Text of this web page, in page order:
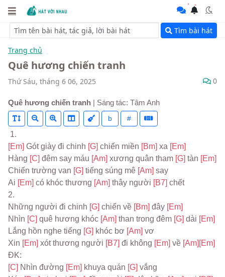
Tìm bài hát
Trang chủ
Quê hương chiến tranh
Thứ Sáu, tháng 6 06, 2025 0
Quê hương chiến tranh | Sáng tác: Tâm Anh
b #
1.
[Em] Gót giày đi chinh [G] chiến miền [Bm] xa [Em]
Hàng [C] đêm say máu [Am] xương quân tham [G] tàn [Em]
Chiến trường van [G] tiếng súng mê [Am] say
Ai [Em] có khóc thương [Am] thây người [B7] chết
2.
Những người đi chinh [G] chiến về [Bm] đây [Em]
Nhìn [C] quê hương khóc [Am] than trong đêm [G] dài [Em]
Lắng hồn nghe tiếng [G] khóc bơ [Am] vơ
Xin [Em] xót thương người [B7] đi không [Em] về [Am] [Em]
ĐK:
[C] Nhìn đường [Em] khuya quán [G] vắng